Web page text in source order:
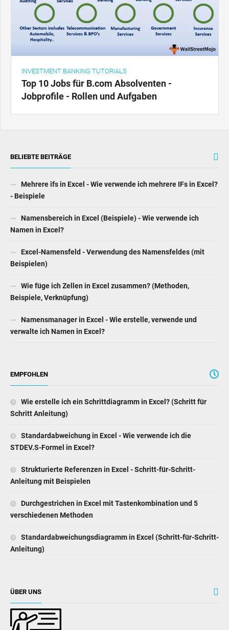
INVESTMENT BANKING TUTORIALS
Top 10 Jobs für B.com Absolventen -
Jobprofile - Rollen und Aufgaben
BELIEBTE BEITRÄGE
Mehrere ifs in Excel - Wie verwende ich mehrere IFs in Excel?
- Beispiele
Namensbereich in Excel (Beispiele) - Wie verwende ich
Namen in Excel?
Excel-Namensfeld - Verwendung des Namensfeldes (mit
Beispielen)
Wie füge ich Zellen in Excel zusammen? (Methoden,
Beispiele, Verknüpfung)
Namensmanager in Excel - Wie erstelle, verwende und
verwalte ich Namen in Excel?
EMPFOHLEN
Wie erstelle ich ein Schrittdiagramm in Excel? (Schritt für
Schritt Anleitung)
Standardabweichung in Excel - Wie verwende ich die
STDEV.S-Formel in Excel?
Strukturierte Referenzen in Excel - Schritt-für-Schritt-
Anleitung mit Beispielen
Durchgestrichen in Excel mit Tastenkombination und 5
verschiedenen Methoden
Standardabweichungsdiagramm in Excel (Schritt-für-Schritt-
Anleitung)
ÜBER UNS